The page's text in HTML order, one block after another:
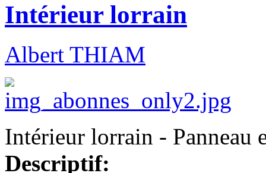
Intérieur lorrain
Albert THIAM
Intérieur lorrain - Panneau
Descriptif: